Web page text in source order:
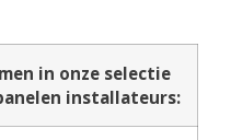
in onze selectie
installateurs: